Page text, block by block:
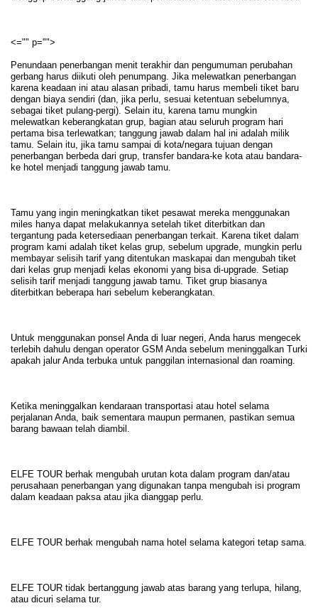
<="" p="">
Penundaan penerbangan menit terakhir dan pengumuman perubahan
gerbang harus diikuti oleh penumpang. Jika melewatkan penerbangan
karena keadaan ini atau alasan pribadi, tamu harus membeli tiket baru
dengan biaya sendiri (dan, jika perlu, sesuai ketentuan sebelumnya,
sebagai tiket pulang-pergi). Selain itu, karena tamu mungkin
melewatkan keberangkatan grup, bagian atau seluruh program hari
pertama bisa terlewatkan; tanggung jawab dalam hal ini adalah milik
tamu. Selain itu, jika tamu sampai di kota/negara tujuan dengan
penerbangan berbeda dari grup, transfer bandara-ke kota atau bandara-
ke hotel menjadi tanggung jawab tamu.
Tamu yang ingin meningkatkan tiket pesawat mereka menggunakan
miles hanya dapat melakukannya setelah tiket diterbitkan dan
tergantung pada ketersediaan penerbangan terkait. Karena tiket dalam
program kami adalah tiket kelas grup, sebelum upgrade, mungkin perlu
membayar selisih tarif yang ditentukan maskapai dan mengubah tiket
dari kelas grup menjadi kelas ekonomi yang bisa di-upgrade. Setiap
selisih tarif menjadi tanggung jawab tamu. Tiket grup biasanya
diterbitkan beberapa hari sebelum keberangkatan.
Untuk menggunakan ponsel Anda di luar negeri, Anda harus mengecek
terlebih dahulu dengan operator GSM Anda sebelum meninggalkan Turki
apakah jalur Anda terbuka untuk panggilan internasional dan roaming.
Ketika meninggalkan kendaraan transportasi atau hotel selama
perjalanan Anda, baik sementara maupun permanen, pastikan semua
barang bawaan telah diambil.
ELFE TOUR berhak mengubah urutan kota dalam program dan/atau
perusahaan penerbangan yang digunakan tanpa mengubah isi program
dalam keadaan paksa atau jika dianggap perlu.
ELFE TOUR berhak mengubah nama hotel selama kategori tetap sama.
ELFE TOUR tidak bertanggung jawab atas barang yang terlupa, hilang,
atau dicuri selama tur.